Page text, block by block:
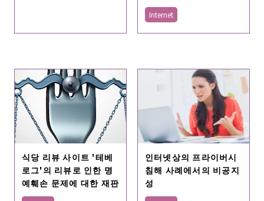
Internet
식당 리뷰 사이트 '테베
로그'의 리뷰로 인한 명
예훼손 문제에 대한 재판
인터넷상의 프라이버시
침해 사례에서의 비공지
성